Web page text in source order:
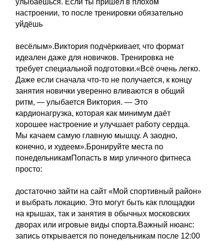
улыбаешься. Если ты пришёл в плохом
настроении, то после тренировки обязательно
уйдёшь
весёлым».Виктория подчёркивает, что формат
идеален даже для новичков. Тренировка не
требует специальной подготовки.«Всё очень легко.
Даже если сначала что-то не получается, к концу
занятия новички уверенно вливаются в общий
ритм, — улыбается Виктория. — Это
кардионагрузка, которая как минимум даёт
хорошее настроение и улучшает работу сердца.
Мы качаем самую главную мышцу. А заодно,
конечно, и худеем».Бронируйте места по
понедельникамПопасть в мир уличного фитнеса
просто:
достаточно зайти на сайт «Мой спортивный район»
и выбрать локацию. Это могут быть как площадки
на крышах, так и занятия в обычных московских
дворах или игровые виды спорта.Важный нюанс:
запись открывается по понедельникам после 12:00